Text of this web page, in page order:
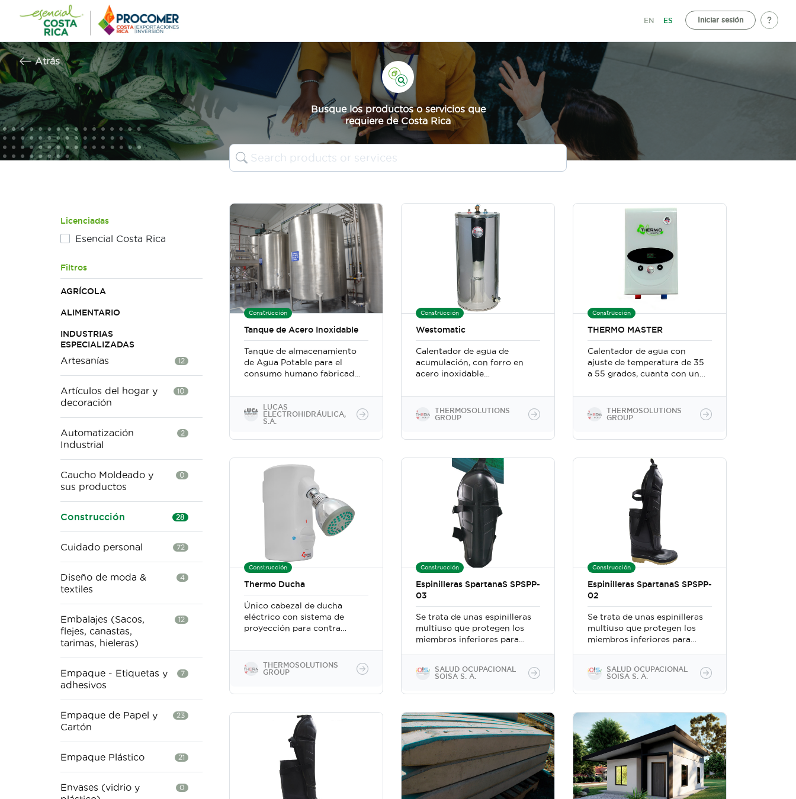
contenido
EN ES Iniciar sesión
Atrás
Busque los productos o servicios que
requiere de Costa Rica
Licenciadas
Esencial Costa Rica
Filtros
AGRÍCOLA
ALIMENTARIO
INDUSTRIAS
ESPECIALIZADAS
Artesanías 12
Artículos del hogar y
decoración
10
Automatización
Industrial
2
Caucho Moldeado y
sus productos
0
Construcción 28
Cuidado personal 72
Diseño de moda &
textiles
4
Embalajes (Sacos,
flejes, canastas,
tarimas, hieleras)
12
Empaque - Etiquetas y
adhesivos
7
Empaque de Papel y
Cartón
23
Empaque Plástico 21
Envases (vidrio y
0
Construcción
Tanque de Acero Inoxidable
Tanque de almacenamiento
de Agua Potable para el
consumo humano fabricado
LUCAS
ELECTROHIDRÁULICA,
S.A.
Construcción
Westomatic
Calentador de agua de
acumulación, con forro en
acero inoxidable
100galones
THERMOSOLUTIONS
GROUP
Construcción
THERMO MASTER
Calentador de agua con
ajuste de temperatura de 35
a 55 grados, cuanta con un
energético y una gran
variedad de sistemas para
garantizar la seguridad y
THERMOSOLUTIONS
GROUP
Construcción
Thermo Ducha
Único cabezal de ducha
eléctrico con sistema de
proyección para contra
THERMOSOLUTIONS
GROUP
Construcción
Espinilleras SpartanaS SPSPP-
03
Se trata de unas espinilleras
multiuso que protegen los
miembros inferiores para
cortantes (ocasionadas por
cuchillos y machetes),
serpientes y otros. Protege
hasta la punta de los dedos
del pie.
SALUD OCUPACIONAL
SOISA S. A.
Construcción
Espinilleras SpartanaS SPSPP-
02
Se trata de unas espinilleras
multiuso que protegen los
miembros inferiores para
cortantes (ocasionadas por
cuchillos y machetes),
serpientes y otros. Protegen
hasta el tobillo.
SALUD OCUPACIONAL
SOISA S. A.